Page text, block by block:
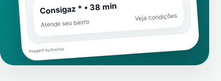
Consigaz * • 38 min
Atende seu bairro
Veja condições
Imagem ilustrativa